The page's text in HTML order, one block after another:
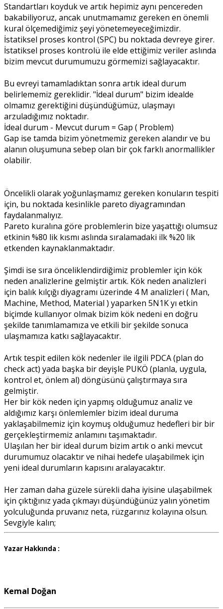
Standartları koyduk ve artık hepimiz aynı pencereden
bakabiliyoruz, ancak unutmamamız gereken en önemli
kural ölçemediğimiz şeyi yönetemeyeceğimizdir.
İstatiksel proses kontrol (SPC) bu noktada devreye girer.
İstatiksel proses kontrolü ile elde ettiğimiz veriler aslında
bizim mevcut durumumuzu görmemizi sağlayacaktır.
Bu evreyi tamamladıktan sonra artık ideal durum
belirlememiz gereklidir. "İdeal durum" bizim idealde
olmamız gerektiğini düşündüğümüz, ulaşmayı
arzuladığımız noktadır.
İdeal durum - Mevcut durum = Gap ( Problem)
Gap ise tamda bizim yönetmemiz gereken alandır ve bu
alanın oluşumuna sebep olan bir çok farklı anormallikler
olabilir.
Öncelikli olarak yoğunlaşmamız gereken konuların tespiti
için, bu noktada kesinlikle pareto diyagramından
faydalanmalıyız.
Pareto kuralına göre problemlerin bize yaşattığı olumsuz
etkinin %80 lik kısmı aslında sıralamadaki ilk %20 lik
etkenden kaynaklanmaktadır.
Şimdi ise sıra önceliklendirdiğimiz problemler için kök
neden analizlerine gelmiştir artık. Kök neden analizleri
için balık kılçığı diyagramı üzerinde 4 M analizleri ( Man,
Machine, Method, Material ) yaparken 5N1K yı etkin
biçimde kullanıyor olmak bizim kök nedeni en doğru
şekilde tanımlamamıza ve etkili bir şekilde sonuca
ulaşmamıza katkı sağlayacaktır.
Artık tespit edilen kök nedenler ile ilgili PDCA (plan do
check act) yada başka bir deyişle PUKÖ (planla, uygula,
kontrol et, önlem al) döngüsünü çalıştırmaya sıra
gelmiştir.
Her bir kök neden için yapmış olduğumuz analiz ve
aldığımız karşı önlemlemler bizim ideal duruma
yaklaşabilmemiz için koymuş olduğumuz hedefleri bir bir
gerçekleştirmemiz anlamını taşımaktadır.
Ulaşılan her bir ideal durum bizim artık o anki mevcut
durumumuz olacaktır ve nihai hedefe ulaşabilmek için
yeni ideal durumların kapısını aralayacaktır.
Her zaman daha güzele sürekli daha iyisine ulaşabilmek
için çıktığınız yada çıkmayı düşündüğünüz yalın yönetim
yolculuğunda pruvanız neta, rüzgarınız kolayına olsun.
Sevgiyle kalın;
Yazar Hakkında :
Kemal Doğan